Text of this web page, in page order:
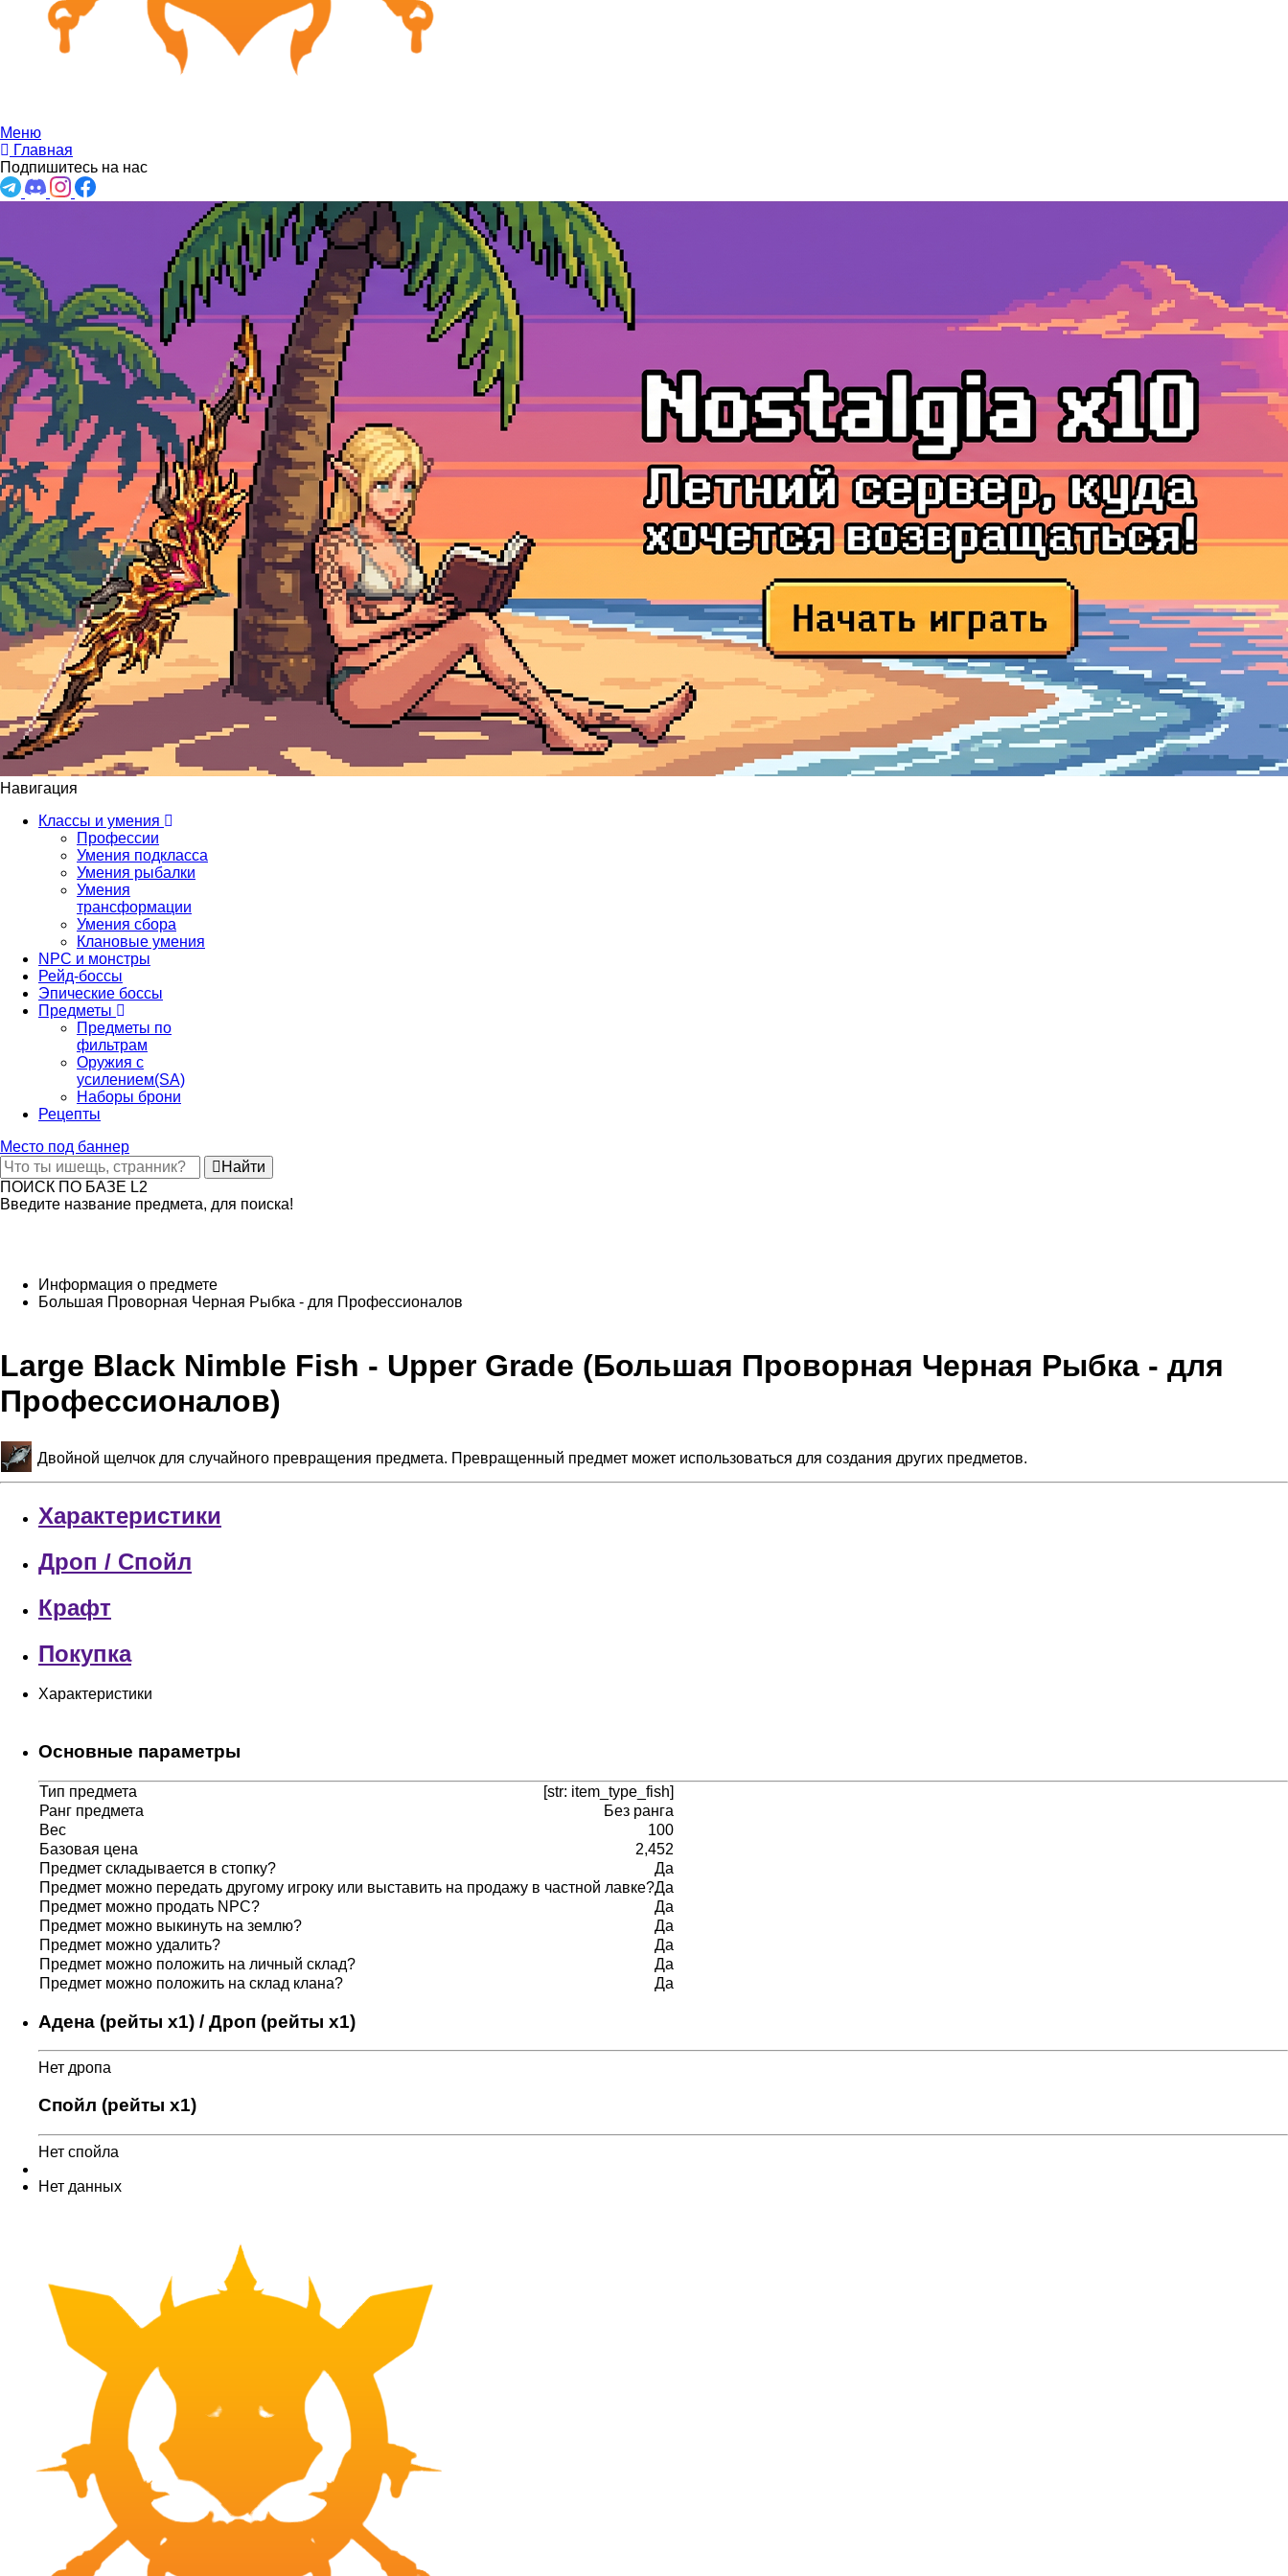
Меню
Главная
Подпишитесь на нас
Навигация
Классы и умения
Профессии
Умения подкласса
Умения рыбалки
Умения
трансформации
Умения сбора
Клановые умения
NPC и монстры
Рейд-боссы
Эпические боссы
Предметы
Предметы по
фильтрам
Оружия с
усилением(SA)
Наборы брони
Рецепты
Место под баннер
Найти
ПОИСК ПО БАЗЕ L2
Введите название предмета, для поиска!
Информация о предмете
Большая Проворная Черная Рыбка - для Профессионалов
Large Black Nimble Fish - Upper Grade (Большая Проворная Черная Рыбка - для
Профессионалов)
Двойной щелчок для случайного превращения предмета. Превращенный предмет может использоваться для создания других предметов.
Характеристики
Дроп / Спойл
Крафт
Покупка
Характеристики
Основные параметры
Тип предмета
[str: item_type_fish]
Ранг предмета
Без ранга
Вес
100
Базовая цена
2,452
Предмет складывается в стопку?
Да
Предмет можно передать другому игроку или выставить на продажу в частной лавке?Да
Предмет можно продать NPC?
Да
Предмет можно выкинуть на землю?
Да
Предмет можно удалить?
Да
Предмет можно положить на личный склад?
Да
Предмет можно положить на склад клана?
Да
Адена (рейты x1) / Дроп (рейты x1)
Нет дропа
Спойл (рейты x1)
Нет спойла
Нет данных